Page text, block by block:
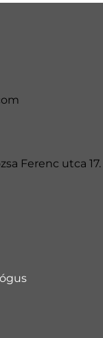
Ferenc utca 17.